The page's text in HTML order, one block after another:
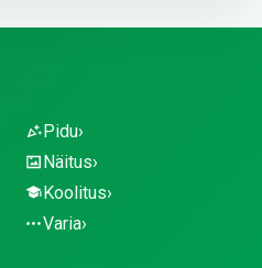
Pidu
Näitus
Koolitus
Varia